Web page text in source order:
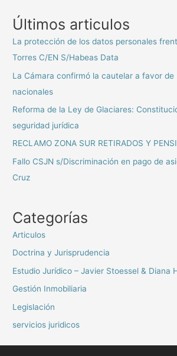
Últimos articulos
La protección de los datos personales
Torres C/EN S/Habeas Data
La Cámara confirmó la cautelar a favor de
nacionales
Reforma de la Ley de Glaciares:
seguridad jurídica
RECLAMO ZONA SUR RETIRADOS Y
Fallo CSJN s/Discriminación en pago de
Cruz
Categorías
Articulos
Doctrina y Jurisprudencia
Estudio Jurídico – Javier Stoessel & Diana
Gestión Inmobiliaria
Legislación
servicios juridicos